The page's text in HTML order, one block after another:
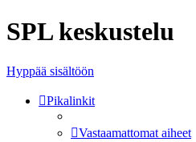
SPL keskustelu
Hyppää sisältöön
Pikalinkit
Vastaamattomat aiheet